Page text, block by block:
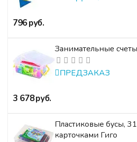
‍796‍руб.
Занимательные
ПРЕДЗАКАЗ
‍3 678‍руб.
Пластиковые бусы,
карточками Гиго